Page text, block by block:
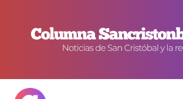
contenido